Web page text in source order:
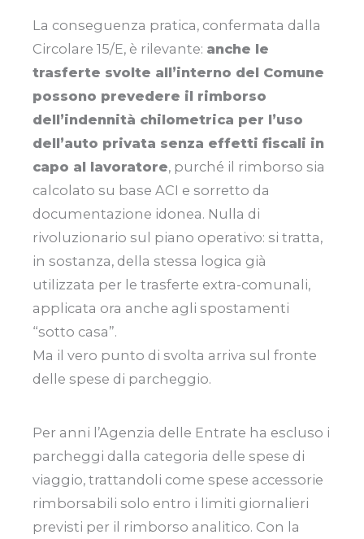
La conseguenza pratica, confermata dalla
Circolare 15/E, è rilevante: anche le
trasferte svolte all’interno del Comune
possono prevedere il rimborso
dell’indennità chilometrica per l’uso
dell’auto privata senza effetti fiscali in
capo al lavoratore, purché il rimborso sia
calcolato su base ACI e sorretto da
documentazione idonea. Nulla di
rivoluzionario sul piano operativo: si tratta,
in sostanza, della stessa logica già
utilizzata per le trasferte extra-comunali,
applicata ora anche agli spostamenti
“sotto casa”.
Ma il vero punto di svolta arriva sul fronte
delle spese di parcheggio.
Per anni l’Agenzia delle Entrate ha escluso i
parcheggi dalla categoria delle spese di
viaggio, trattandoli come spese accessorie
rimborsabili solo entro i limiti giornalieri
previsti per il rimborso analitico. Con la